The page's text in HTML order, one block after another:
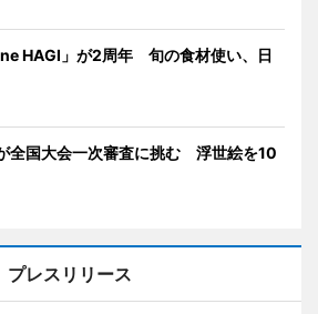
HAGI」が2周年 旬の食材使い、日
全国大会一次審査に挑む 浮世絵を10
プレスリリース